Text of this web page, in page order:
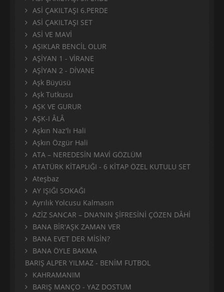
ASİ ÇAKILTAŞI 6.PERDE
ASİ ÇAKILTAŞI SET
ASİ VE MAVİ
AŞIKLAR BENCİL OLUR
AŞİYAN 1 - VİRANE
AŞİYAN 2 - DİVANE
Aşk Büyüsü
Aşk Tutkusu
AŞK VE GURUR
AŞK-I ÂLÂ
Aşkın Naz'lı Hali
Aşkın Özgür Hali
ATA – NEREDESİN MAVİ GÖZLÜM
ATATÜRK KİTAPLIĞI - 6 KİTAP ÖZEL KUTULU SET
Ateşbaz
AY IŞIĞI SOKAĞI
Ayrılık Yolcusu Kalmasın
AZİZ SANCAR – DNA’NIN ŞİFRESİNİ ÇÖZEN DÂHİ
BANA BİR'AŞK ZAMAN VER
BANA EVET DER MİSİN?
BANA ÖYLE BAKMA
BARIŞ ALPER YILMAZ - BENİM FUTBOL
KAHRAMANIM
BARIŞ MANÇO - YAZ DOSTUM